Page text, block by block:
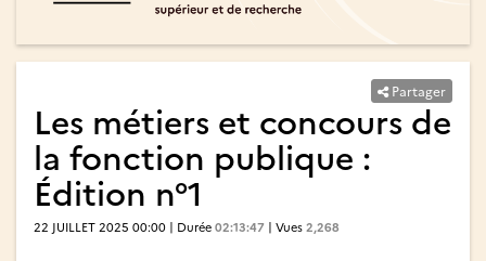
vidéo
vidéo
Partager
Les métiers et concours de
la fonction publique :
Édition n°1
22 JUILLET 2025 00:00 | Durée 02:13:47 | Vues 2,268